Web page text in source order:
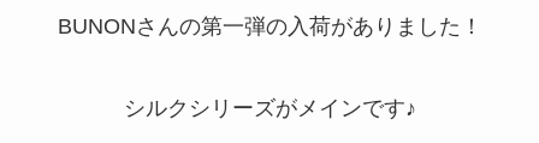
BUNONさんの第一弾の入荷がありました！
シルクシリーズがメインです♪